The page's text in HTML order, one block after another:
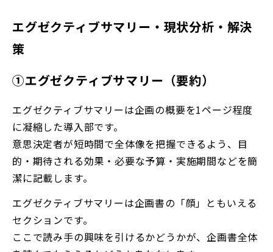
エグゼクティブサマリー・現状分析・解決
策
①エグゼクティブサマリー（要約）
エグゼクティブサマリーは企画の概要を1ページ程度
に凝縮した導入部です。
意思決定者が短時間で全体像を把握できるよう、目
的・期待される効果・必要な予算・実施期間などを簡
潔に記載します。
エグゼクティブサマリーは企画書の「顔」ともいえる
セクションです。
ここで読み手の興味を引けるかどうかが、企画書全体